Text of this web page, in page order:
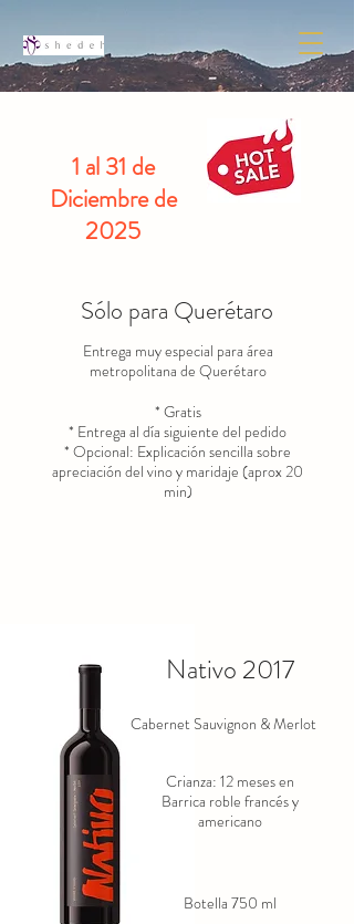
1 al 31 de
Diciembre de
2025
Sólo para Querétaro
Entrega muy especial para área
metropolitana de Querétaro
* Gratis
* Entrega al día siguiente del pedido
* Opcional: Explicación sencilla sobre
apreciación del vino y maridaje (aprox 20
min)
Nativo 2017
Cabernet Sauvignon & Merlot
Botella 750 ml
Crianza: 12 meses en
Barrica roble francés y
americano